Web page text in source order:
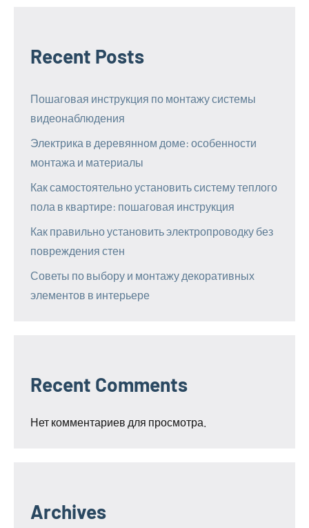
Recent Posts
Пошаговая инструкция по монтажу системы
видеонаблюдения
Электрика в деревянном доме: особенности
монтажа и материалы
Как самостоятельно установить систему теплого
пола в квартире: пошаговая инструкция
Как правильно установить электропроводку без
повреждения стен
Советы по выбору и монтажу декоративных
элементов в интерьере
Recent Comments
Нет комментариев для просмотра.
Archives